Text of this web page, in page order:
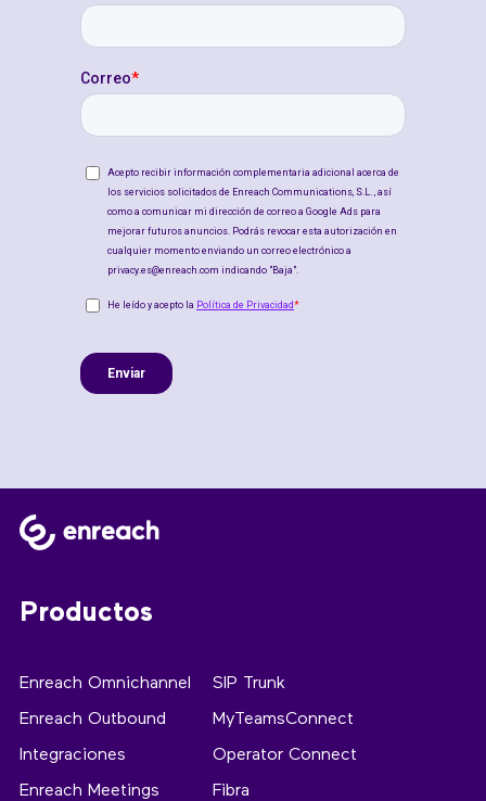
Productos
Enreach Omnichannel
Enreach Outbound
Integraciones
Enreach Meetings
SIP Trunk
MyTeamsConnect
Operator Connect
Fibra